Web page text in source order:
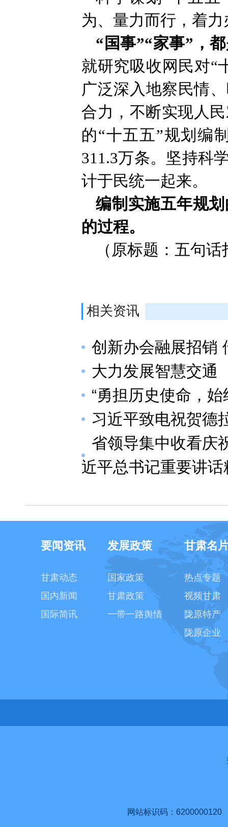
为、量力而行，着
“ 国事”“家事”，
就研究吸收网民对“
广泛深入地察民情
合力，不断实现人
的“十五五”规划编
311.3万条。坚持科
计于民统一起来。
编制实施五年规
的过程。
（原标题：五句
相关资讯
创新办会融展招销
大力发展智慧交通
“勇担历史使命，
习近平致电祝贺德
省领导集中收看庆
近平总书记重要讲话
要闻资讯
甘肃动态
国内新闻
国际简讯
发展政策
国家政策
甘肃政策
一带一路舆情
甘肃名
热点专题
视频甘肃
陇原特产
陇原企业
网站标识码：6200000120